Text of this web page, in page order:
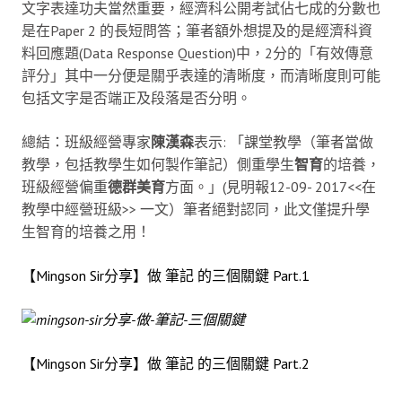
文字表達功夫當然重要，經濟科公開考試佔七成的分數也
是在Paper 2 的長短問答；筆者額外想提及的是經濟科資
料回應題(Data Response Question)中，2分的「有效傳意
評分」其中一分便是關乎表達的清晰度，而清晰度則可能
包括文字是否端正及段落是否分明。
總結：班級經營專家陳漢森表示: 「課堂教學（筆者當做
教學，包括教學生如何製作筆記）側重學生智育的培養，
班級經營偏重德群美育方面。」(見明報12-09- 2017<<在
教學中經營班級>> 一文）筆者絕對認同，此文僅提升學
生智育的培養之用！
【Mingson Sir分享】做 筆記 的三個關鍵 Part.1
【Mingson Sir分享】做 筆記 的三個關鍵 Part.2